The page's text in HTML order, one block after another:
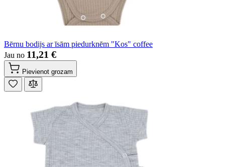
Bērnu bodijs ar īsām piedurknēm "Kos" coffee
Jau no 11,21 €
Pievienot grozam